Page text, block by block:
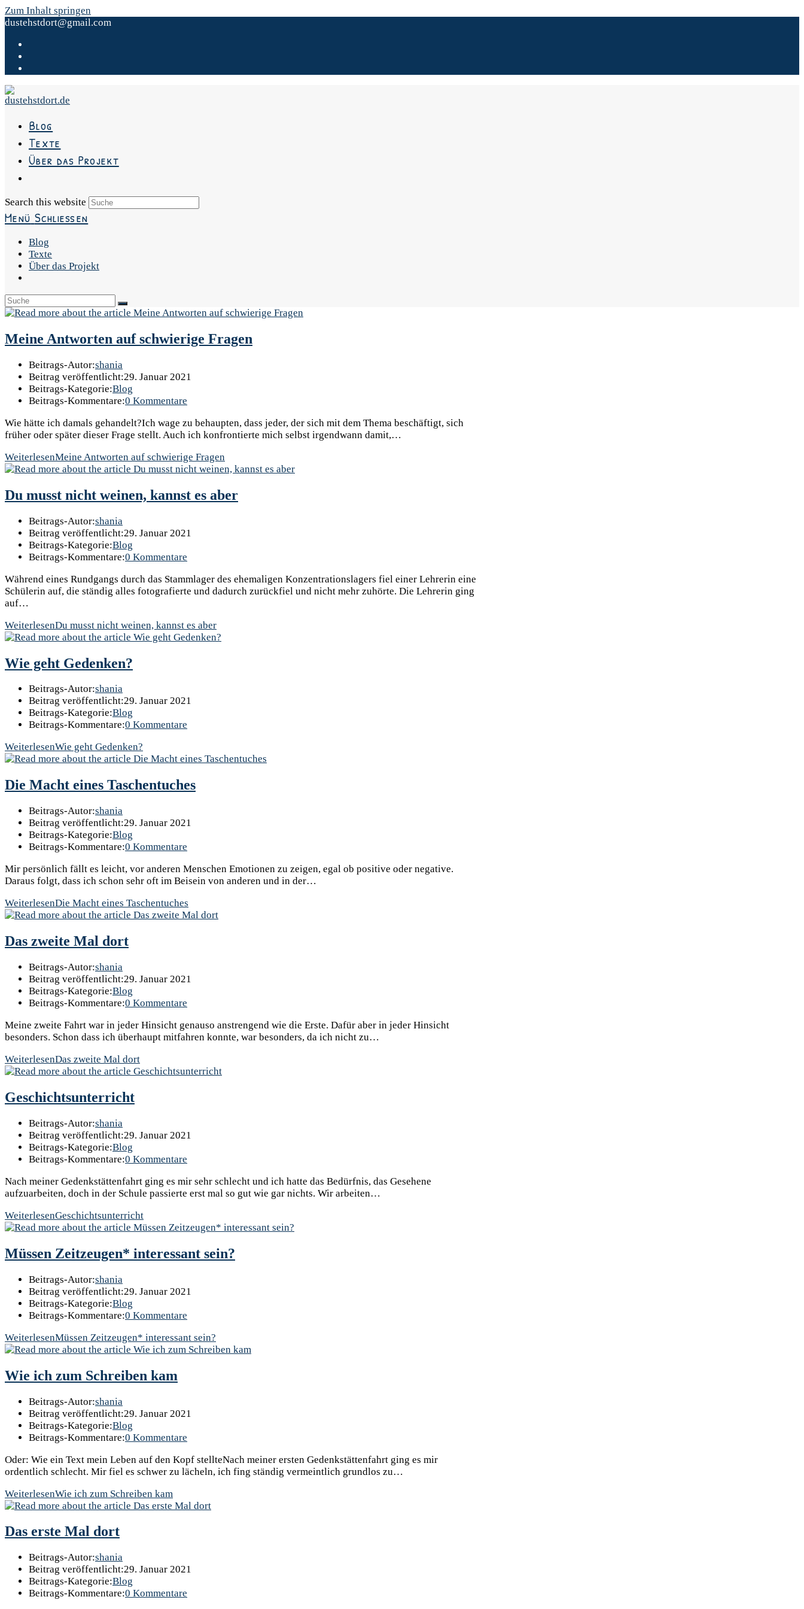
Zum Inhalt springen
dustehstdort@gmail.com
Blog
Texte
Über das Projekt
Search this website
Menü Schließen
Blog
Texte
Über das Projekt
Meine Antworten auf schwierige Fragen
Beitrags-Autor:shania
Beitrag veröffentlicht:29. Januar 2021
Beitrags-Kategorie:Blog
Beitrags-Kommentare:0 Kommentare
Wie hätte ich damals gehandelt?Ich wage zu behaupten, dass jeder, der sich mit dem Thema beschäftigt, sich
früher oder später dieser Frage stellt. Auch ich konfrontierte mich selbst irgendwann damit,…
WeiterlesenMeine Antworten auf schwierige Fragen
Du musst nicht weinen, kannst es aber
Beitrags-Autor:shania
Beitrag veröffentlicht:29. Januar 2021
Beitrags-Kategorie:Blog
Beitrags-Kommentare:0 Kommentare
Während eines Rundgangs durch das Stammlager des ehemaligen Konzentrationslagers fiel einer Lehrerin eine
Schülerin auf, die ständig alles fotografierte und dadurch zurückfiel und nicht mehr zuhörte. Die Lehrerin ging
auf…
WeiterlesenDu musst nicht weinen, kannst es aber
Wie geht Gedenken?
Beitrags-Autor:shania
Beitrag veröffentlicht:29. Januar 2021
Beitrags-Kategorie:Blog
Beitrags-Kommentare:0 Kommentare
WeiterlesenWie geht Gedenken?
Die Macht eines Taschentuches
Beitrags-Autor:shania
Beitrag veröffentlicht:29. Januar 2021
Beitrags-Kategorie:Blog
Beitrags-Kommentare:0 Kommentare
Mir persönlich fällt es leicht, vor anderen Menschen Emotionen zu zeigen, egal ob positive oder negative.
Daraus folgt, dass ich schon sehr oft im Beisein von anderen und in der…
WeiterlesenDie Macht eines Taschentuches
Das zweite Mal dort
Beitrags-Autor:shania
Beitrag veröffentlicht:29. Januar 2021
Beitrags-Kategorie:Blog
Beitrags-Kommentare:0 Kommentare
Meine zweite Fahrt war in jeder Hinsicht genauso anstrengend wie die Erste. Dafür aber in jeder Hinsicht
besonders. Schon dass ich überhaupt mitfahren konnte, war besonders, da ich nicht zu…
WeiterlesenDas zweite Mal dort
Geschichtsunterricht
Beitrags-Autor:shania
Beitrag veröffentlicht:29. Januar 2021
Beitrags-Kategorie:Blog
Beitrags-Kommentare:0 Kommentare
Nach meiner Gedenkstättenfahrt ging es mir sehr schlecht und ich hatte das Bedürfnis, das Gesehene
aufzuarbeiten, doch in der Schule passierte erst mal so gut wie gar nichts. Wir arbeiten…
WeiterlesenGeschichtsunterricht
Müssen Zeitzeugen* interessant sein?
Beitrags-Autor:shania
Beitrag veröffentlicht:29. Januar 2021
Beitrags-Kategorie:Blog
Beitrags-Kommentare:0 Kommentare
WeiterlesenMüssen Zeitzeugen* interessant sein?
Wie ich zum Schreiben kam
Beitrags-Autor:shania
Beitrag veröffentlicht:29. Januar 2021
Beitrags-Kategorie:Blog
Beitrags-Kommentare:0 Kommentare
Oder: Wie ein Text mein Leben auf den Kopf stellteNach meiner ersten Gedenkstättenfahrt ging es mir
ordentlich schlecht. Mir fiel es schwer zu lächeln, ich fing ständig vermeintlich grundlos zu…
WeiterlesenWie ich zum Schreiben kam
Das erste Mal dort
Beitrags-Autor:shania
Beitrag veröffentlicht:29. Januar 2021
Beitrags-Kategorie:Blog
Beitrags-Kommentare:0 Kommentare